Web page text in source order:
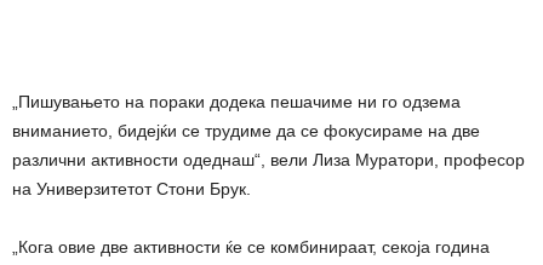
„Пишувањето на пораки додека пешачиме ни го одзема
вниманието, бидејќи се трудиме да се фокусираме на две
различни активности одеднаш“, вели Лиза Муратори, професор
на Универзитетот Стони Брук.
„Кога овие две активности ќе се комбинираат, секоја година